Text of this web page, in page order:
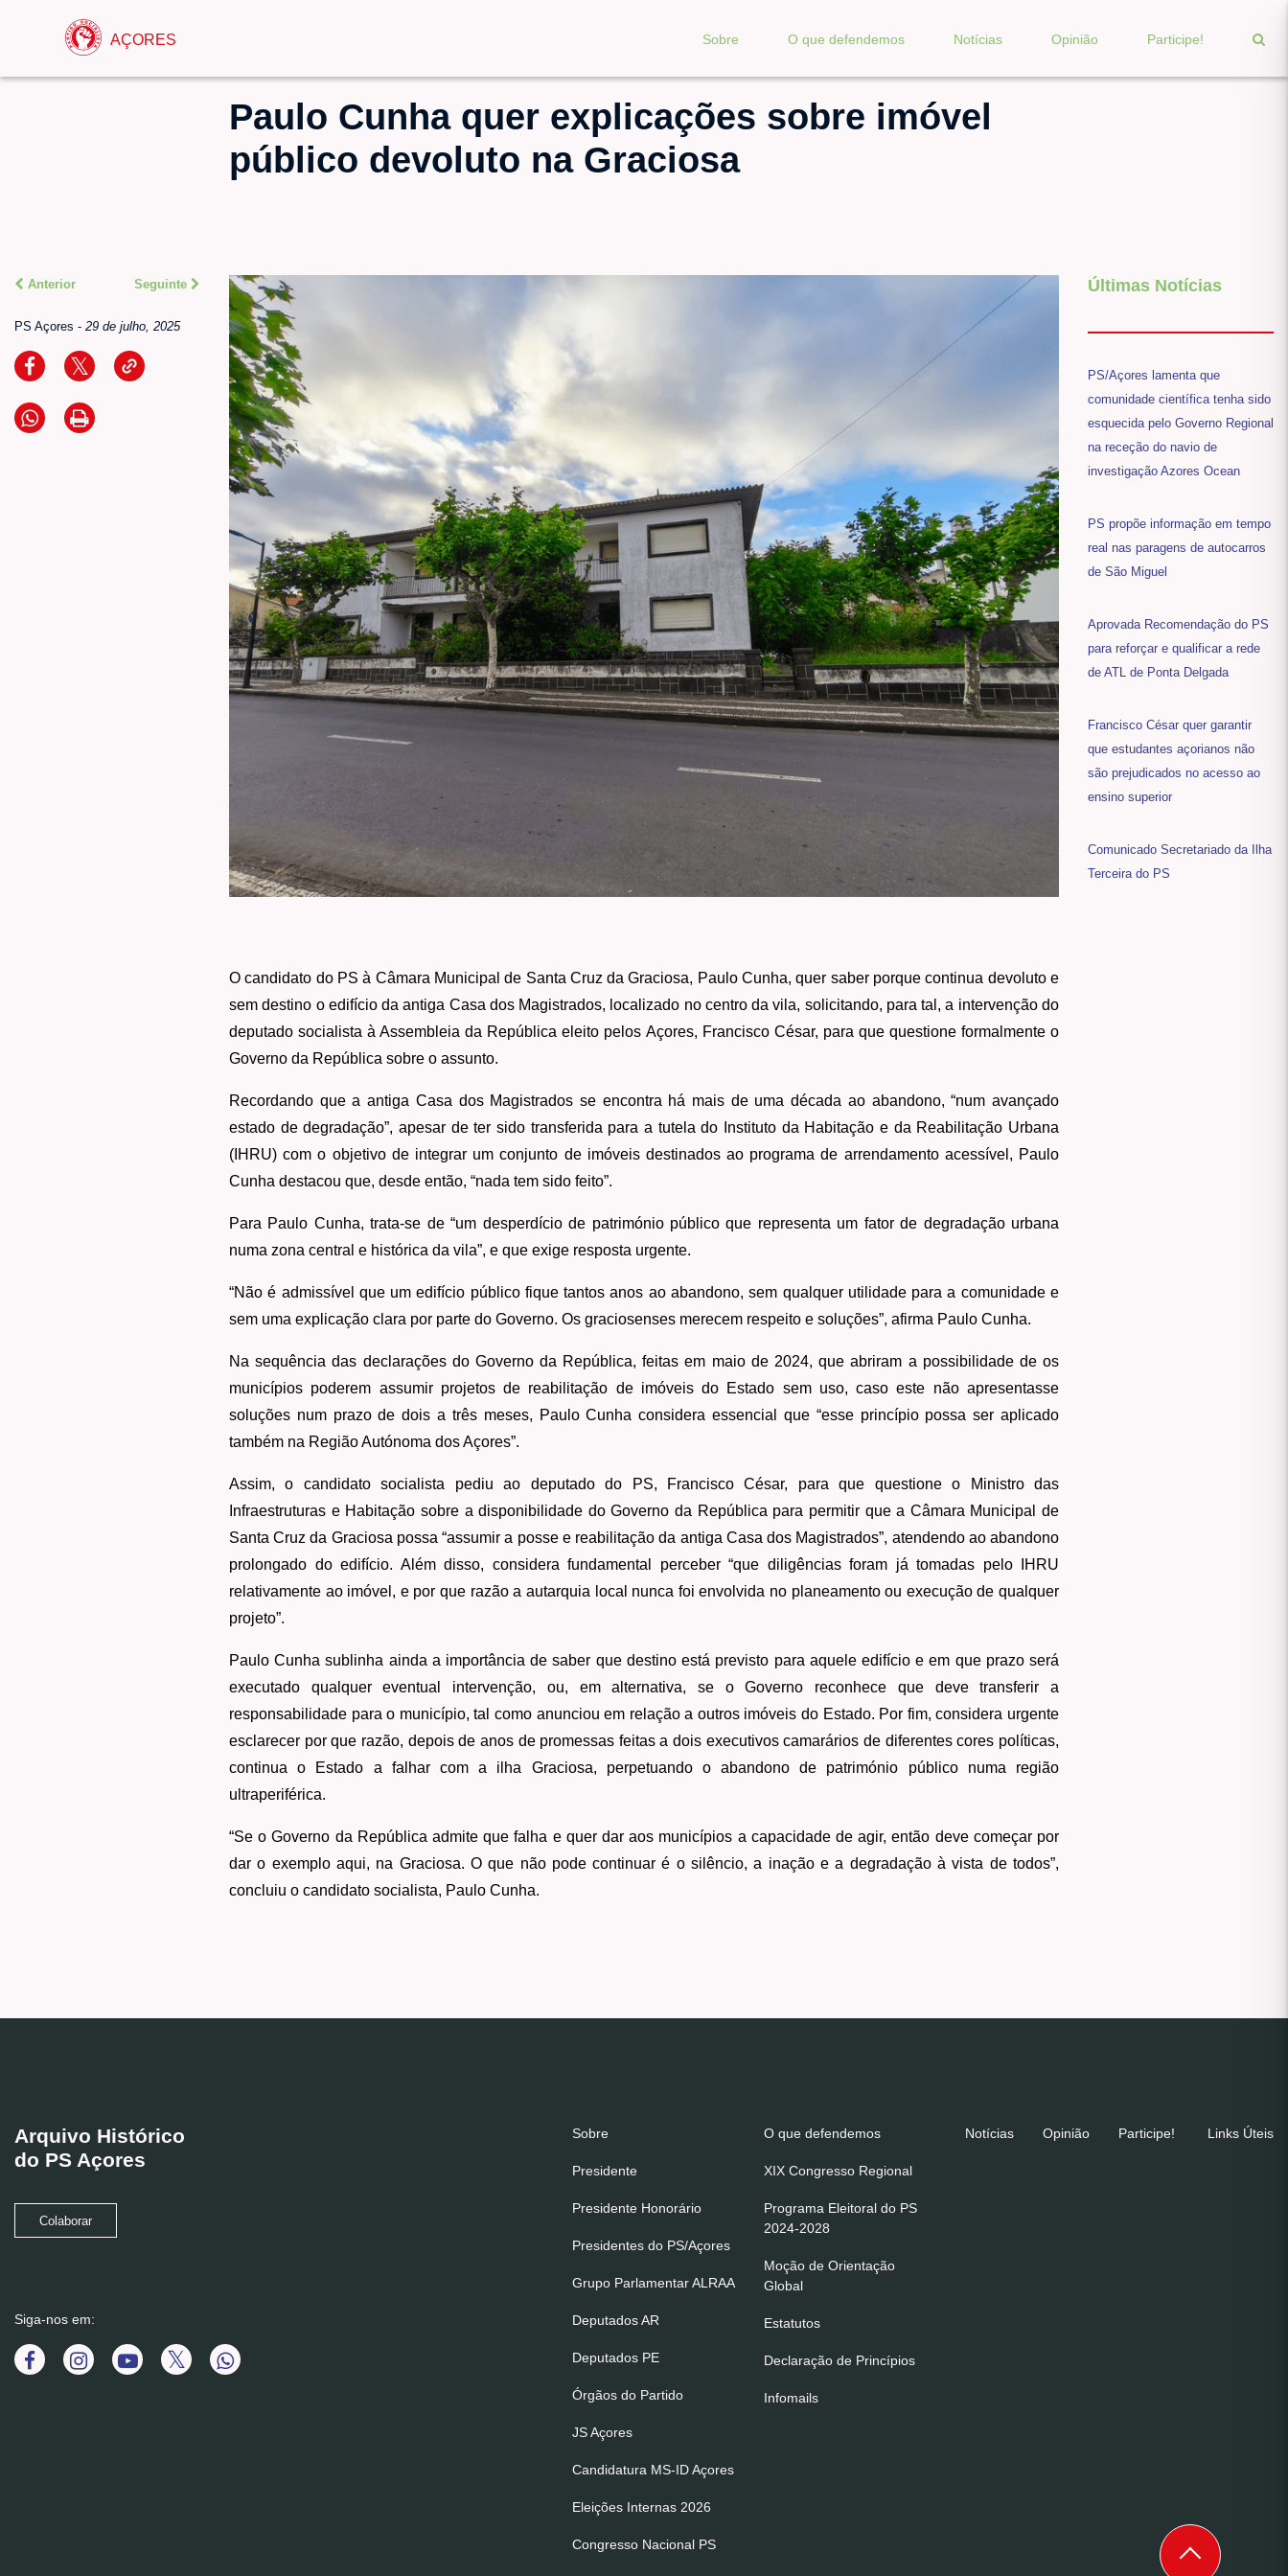
AÇORES Sobre O que defendemos Notícias Opinião Participe!
Paulo Cunha quer explicações sobre imóvel
público devoluto na Graciosa
Anterior Seguinte
PS Açores - 29 de julho, 2025
O candidato do PS à Câmara Municipal de Santa Cruz da Graciosa, Paulo Cunha, quer saber porque continua devoluto e
sem destino o edifício da antiga Casa dos Magistrados, localizado no centro da vila, solicitando, para tal, a intervenção do
deputado socialista à Assembleia da República eleito pelos Açores, Francisco César, para que questione formalmente o
Governo da República sobre o assunto.
Recordando que a antiga Casa dos Magistrados se encontra há mais de uma década ao abandono, “num avançado
estado de degradação”, apesar de ter sido transferida para a tutela do Instituto da Habitação e da Reabilitação Urbana
(IHRU) com o objetivo de integrar um conjunto de imóveis destinados ao programa de arrendamento acessível, Paulo
Cunha destacou que, desde então, “nada tem sido feito”.
Para Paulo Cunha, trata-se de “um desperdício de património público que representa um fator de degradação urbana
numa zona central e histórica da vila”, e que exige resposta urgente.
“Não é admissível que um edifício público fique tantos anos ao abandono, sem qualquer utilidade para a comunidade e
sem uma explicação clara por parte do Governo. Os graciosenses merecem respeito e soluções”, afirma Paulo Cunha.
Na sequência das declarações do Governo da República, feitas em maio de 2024, que abriram a possibilidade de os
municípios poderem assumir projetos de reabilitação de imóveis do Estado sem uso, caso este não apresentasse
soluções num prazo de dois a três meses, Paulo Cunha considera essencial que “esse princípio possa ser aplicado
também na Região Autónoma dos Açores”.
Assim, o candidato socialista pediu ao deputado do PS, Francisco César, para que questione o Ministro das
Infraestruturas e Habitação sobre a disponibilidade do Governo da República para permitir que a Câmara Municipal de
Santa Cruz da Graciosa possa “assumir a posse e reabilitação da antiga Casa dos Magistrados”, atendendo ao abandono
prolongado do edifício. Além disso, considera fundamental perceber “que diligências foram já tomadas pelo IHRU
relativamente ao imóvel, e por que razão a autarquia local nunca foi envolvida no planeamento ou execução de qualquer
projeto”.
Paulo Cunha sublinha ainda a importância de saber que destino está previsto para aquele edifício e em que prazo será
executado qualquer eventual intervenção, ou, em alternativa, se o Governo reconhece que deve transferir a
responsabilidade para o município, tal como anunciou em relação a outros imóveis do Estado. Por fim, considera urgente
esclarecer por que razão, depois de anos de promessas feitas a dois executivos camarários de diferentes cores políticas,
continua o Estado a falhar com a ilha Graciosa, perpetuando o abandono de património público numa região
ultraperiférica.
“Se o Governo da República admite que falha e quer dar aos municípios a capacidade de agir, então deve começar por
dar o exemplo aqui, na Graciosa. O que não pode continuar é o silêncio, a inação e a degradação à vista de todos”,
concluiu o candidato socialista, Paulo Cunha.
Últimas Notícias
PS/Açores lamenta que
comunidade científica tenha sido
esquecida pelo Governo Regional
na receção do navio de
investigação Azores Ocean
PS propõe informação em tempo
real nas paragens de autocarros
de São Miguel
Aprovada Recomendação do PS
para reforçar e qualificar a rede
de ATL de Ponta Delgada
Francisco César quer garantir
que estudantes açorianos não
são prejudicados no acesso ao
ensino superior
Comunicado Secretariado da Ilha
Terceira do PS
Arquivo Histórico
do PS Açores
Colaborar
Siga-nos em:
Sobre
Presidente
Presidente Honorário
Presidentes do PS/Açores
Grupo Parlamentar ALRAA
Deputados AR
Deputados PE
Órgãos do Partido
JS Açores
Candidatura MS-ID Açores
Eleições Internas 2026
Congresso Nacional PS
O que defendemos
XIX Congresso Regional
Programa Eleitoral do PS
2024-2028
Moção de Orientação
Global
Estatutos
Declaração de Princípios
Infomails
Notícias Opinião Participe! Links Úteis